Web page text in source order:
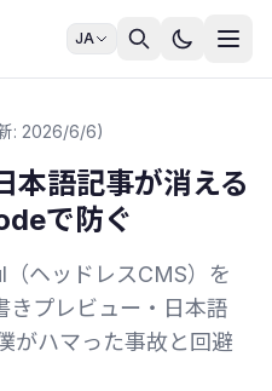
JA
: 2026/6/6)
語記事が消える
で防ぐ
ヘッドレスCMS）を
プレビュー・日本語
がハマった事故と回避